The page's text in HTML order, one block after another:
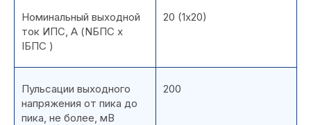
Номинальный выходной
ток ИПС, А (NБПС х
IБПС )
20 (1х20)
Пульсации выходного
напряжения от пика до
пика, не более, мВ
200